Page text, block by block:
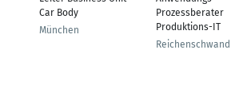
Car Body
München
Prozessberater
Produktions-IT
Reichenschwand